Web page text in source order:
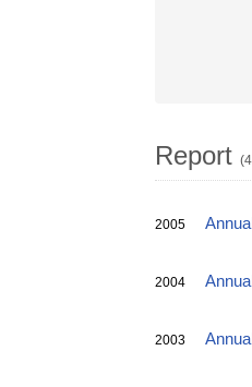
Report
2005
2004
2003